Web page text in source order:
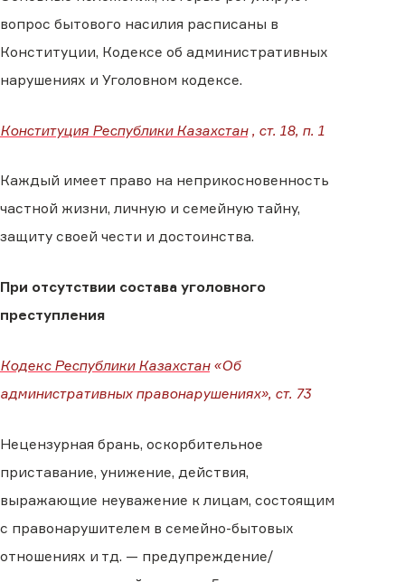
вопрос бытового насилия расписаны в
Конституции, Кодексе об административных
нарушениях и Уголовном кодексе.
Конституция Республики Казахстан, ст. 18, п. 1
Каждый имеет право на неприкосновенность
частной жизни, личную и семейную тайну,
защиту своей чести и достоинства.
При отсутствии состава уголовного
преступления
Кодекс Республики Казахстан«Об
административных правонарушениях», ст. 73
Нецензурная брань, оскорбительное
приставание, унижение, действия,
выражающие неуважение к лицам, состоящим
с правонарушителем в семейно-бытовых
отношениях и тд. — предупреждение/